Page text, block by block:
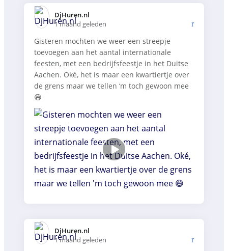
DjHuren.nl️
1 maand geleden
Gisteren mochten we weer een streepje
toevoegen aan het aantal internationale
feesten, met een bedrijfsfeestje in het Duitse
Aachen. Oké, het is maar een kwartiertje over
de grens maar we tellen ‘m toch gewoon mee
😄
DjHuren.nl️
1 maand geleden